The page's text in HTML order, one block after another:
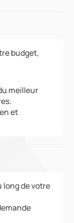
budget,
meilleur
et
de votre